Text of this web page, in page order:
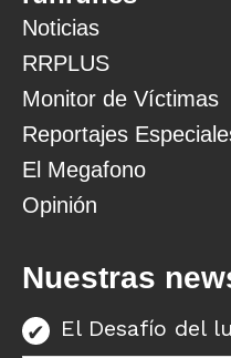
Noticias
RRPLUS
Monitor de Víctimas
Reportajes
El Megafono
Opinión
Nuestras
El Desafío del